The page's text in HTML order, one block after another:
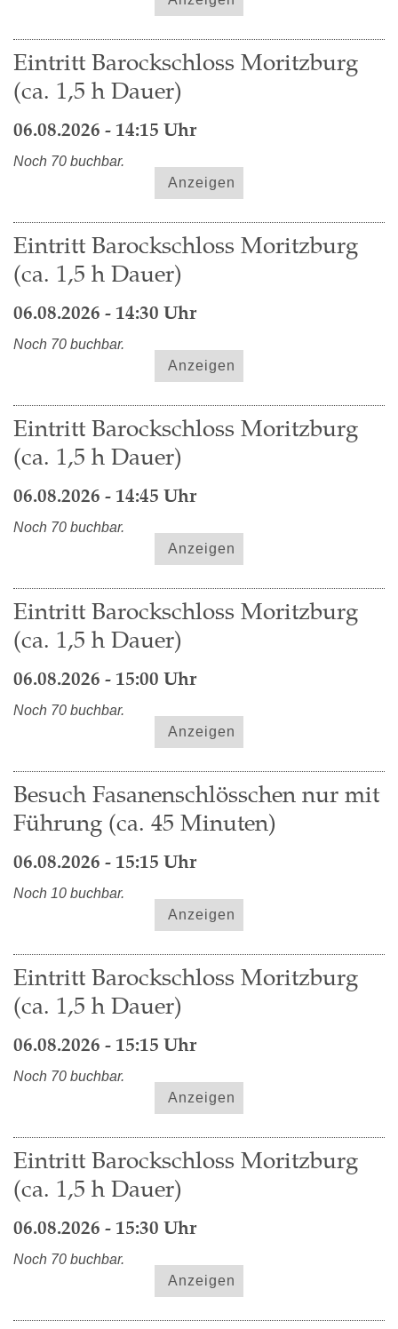
Eintritt Barockschloss Moritzburg
(ca. 1,5 h Dauer)
06.08.2026 - 14:15 Uhr
Noch 70 buchbar.
Anzeigen
Eintritt Barockschloss Moritzburg
(ca. 1,5 h Dauer)
06.08.2026 - 14:30 Uhr
Noch 70 buchbar.
Anzeigen
Eintritt Barockschloss Moritzburg
(ca. 1,5 h Dauer)
06.08.2026 - 14:45 Uhr
Noch 70 buchbar.
Anzeigen
Eintritt Barockschloss Moritzburg
(ca. 1,5 h Dauer)
06.08.2026 - 15:00 Uhr
Noch 70 buchbar.
Anzeigen
Besuch Fasanenschlösschen nur mit
Führung (ca. 45 Minuten)
06.08.2026 - 15:15 Uhr
Noch 10 buchbar.
Anzeigen
Eintritt Barockschloss Moritzburg
(ca. 1,5 h Dauer)
06.08.2026 - 15:15 Uhr
Noch 70 buchbar.
Anzeigen
Eintritt Barockschloss Moritzburg
(ca. 1,5 h Dauer)
06.08.2026 - 15:30 Uhr
Noch 70 buchbar.
Anzeigen